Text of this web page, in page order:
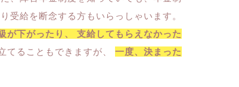
受給を断念する方もいらっしゃいます。
が下がったり、 支給してもらえなかった
てることもできますが、 一度、決まった